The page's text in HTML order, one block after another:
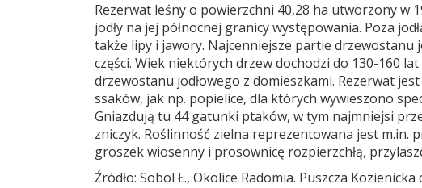
Rezerwat leśny o powierzchni 40,28 ha utworzony w
jodły na jej północnej granicy występowania. Poza
także lipy i jawory. Najcenniejsze partie drzewostanu
części. Wiek niektórych drzew dochodzi do 130-160
drzewostanu jodłowego z domieszkami. Rezerwat
ssaków, jak np. popielice, dla których wywieszono
Gniazdują tu 44 gatunki ptaków, w tym najmniejsi
zniczyk. Roślinność zielna reprezentowana jest m.in.
groszek wiosenny i prosownicę rozpierzchłą,
Źródło: Sobol Ł., Okolice Radomia. Puszcza Kozienicka